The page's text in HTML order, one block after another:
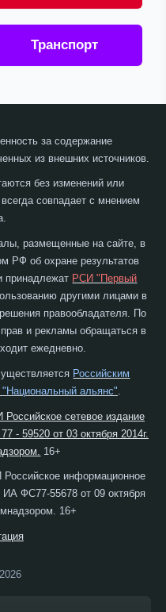
Транспорт
за содержание
из внешних источников.
без изменений или
совпадает с мнением
размещенные на сайте, в
РФ об охране результатов
принадлежат РСИ "Первый
другими лицами в
правообладателя. По
и рекламы обращаться в
ежедневно.
Российским
альянс"
сетевое издание
59520 от 03 октября 2014г.
16+
информационное
ИА ФС77-55678 от 09 октября
16+